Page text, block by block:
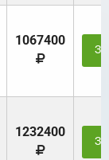
1067400
1232400